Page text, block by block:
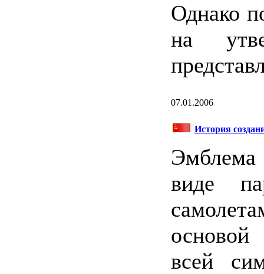
Однако
на
07.01.2006
История
Эмблема
виде
всей